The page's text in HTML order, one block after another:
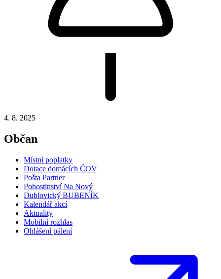
4. 8. 2025
Občan
Místní poplatky
Dotace domácích ČOV
Pošta Partner
Pohostinství Na Nový
Dublovický BUBENÍK
Kalendář akcí
Aktuality
Mobilní rozhlas
Ohlášení pálení